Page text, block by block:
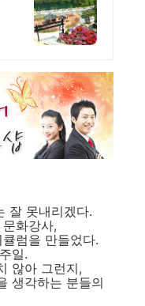
잘 못내리겠다.
화강사,
럼을 만들었다.
일.
않아 그런지,
생각하는 분들의